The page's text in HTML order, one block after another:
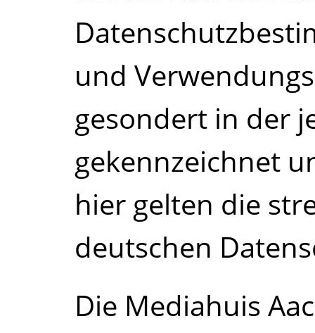
und
gesondert in der
gekennzeichnet
hier gelten die
deutschen
Die Mediahuis